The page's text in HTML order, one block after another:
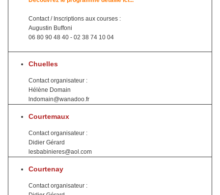
Contact / Inscriptions aux courses :
Augustin Buffoni
06 80 90 48 40 - 02 38 74 10 04
Chuelles
Contact organisateur :
Hélène Domain
lndomain@wanadoo.fr
Courtemaux
Contact organisateur :
Didier Gérard
lesbabinieres@aol.com
Courtenay
Contact organisateur :